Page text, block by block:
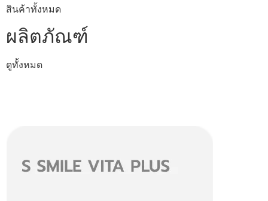
สินค้าทั้งหมด
ผลิตภัณฑ์
ดูทั้งหมด